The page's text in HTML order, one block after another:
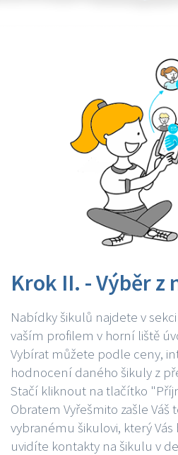
Krok II. - Výběr z
Nabídky šikulů najdete v
vaším profilem v horní liště
Vybírat můžete podle ceny,
hodnocení daného šikuly z
Stačí kliknout na tlačítko
Obratem Vyřešmito zašle Váš
vybranému šikulovi, který
uvidíte kontakty na šikulu v